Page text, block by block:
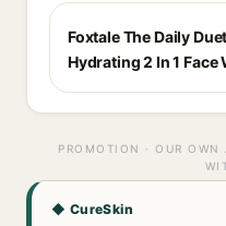
Foxtale The Daily
Hydrating 2 In 1 Face
PROMOTION · OUR
◆ CureSkin